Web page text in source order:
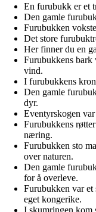
En furubukk er et
Den gamle
Furubukken
Det store
Her finner du en
Furubukkens
vind.
I furubukkens
Den gamle
dyr.
Eventyrskogen
Furubukkens
næring.
Furubukken sto
over naturen.
Den gamle
for å overleve.
Furubukken var et
eget kongerike.
I skumringen kom